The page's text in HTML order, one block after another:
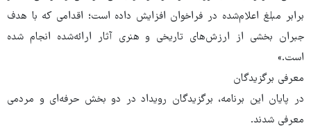
برابر مبلغ اعلام‌شده در فراخوان افزایش داده است؛ اقدامی که با هدف
جبران بخشی از ارزش‌های تاریخی و هنری آثار ارائه‌شده انجام شده
است.»
معرفی برگزیدگان
در پایان این برنامه، برگزیدگان رویداد در دو بخش حرفه‌ای و مردمی
معرفی شدند.